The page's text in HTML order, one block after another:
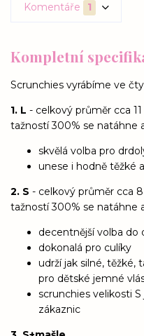
Komentáře 1
Kompletní
Scrunchies vyrábíme ve
1. L - celkový průměr cca
tažností 300% se natáhne
skvělá volba pro
unese i hodně těžké
2. S - celkový průměr cca
tažností 300% se natáhne
decentnější volba do
dokonalá pro culíky
udrží jak silné, těžké,
pro dětské jemné
scrunchies velikosti
zákaznic